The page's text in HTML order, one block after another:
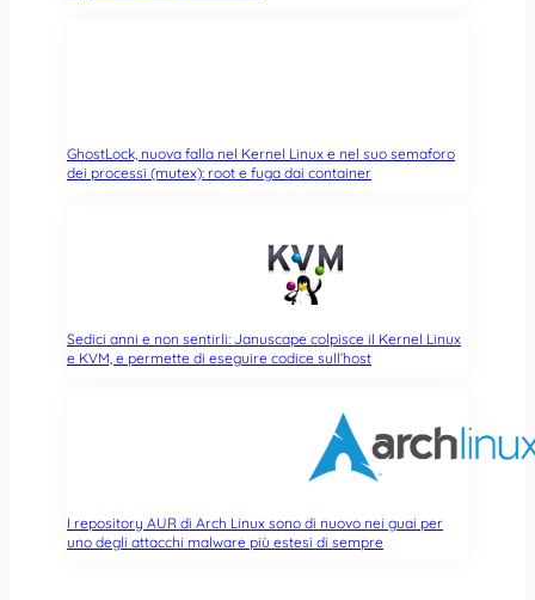
GhostLock, nuova falla nel Kernel Linux e nel suo semaforo
dei processi (mutex): root e fuga dai container
Sedici anni e non sentirli: Januscape colpisce il Kernel Linux
e KVM, e permette di eseguire codice sull’host
I repository AUR di Arch Linux sono di nuovo nei guai per
uno degli attacchi malware più estesi di sempre